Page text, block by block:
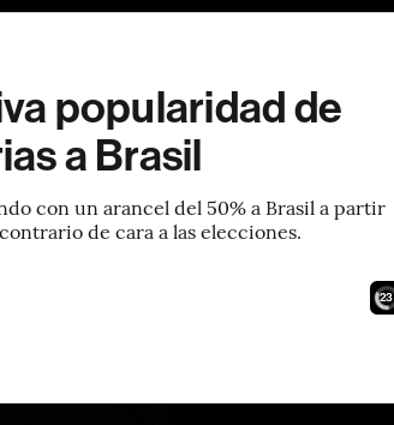
popularidad de
a Brasil
con un arancel del 50% a Brasil a partir
de cara a las elecciones.
21